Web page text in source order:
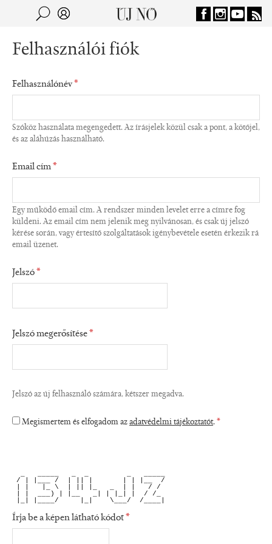
Jump to navigation
Felhasználói fiók
Felhasználónév*
Szóköz használata megengedett. Az írásjelek közül csak a pont, a kötőjel,
és az aláhúzás használható.
Email cím*
Egy működő email cím. A rendszer minden levelet erre a címre fog
küldeni. Az email cím nem jelenik meg nyilvánosan, és csak új jelszó
kérése során, vagy értesítő szolgáltatások igénybevétele esetén érkezik rá
email üzenet.
Jelszó*
Jelszó megerősítése*
Jelszó az új felhasználó számára, kétszer megadva.
Megismertem és elfogadom az adatvédelmi tájékoztatót. *
/ | |___ /  | || |       | | |__  /
| |   |_ \  | || |_   _  | |   / /
| |  ___) | |__   _| | |_| |  / /_
|_| |____/     |_|    \___/  /____|
Írja be a képen látható kódot*